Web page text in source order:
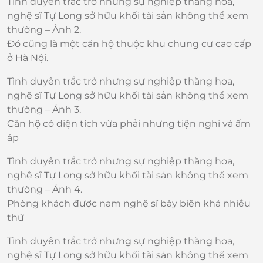
nghệ sĩ Tự Long sở hữu khối tài sản không thể xem
thường – Ảnh 2.
Đó cũng là một căn hộ thuộc khu chung cư cao cấp
ở Hà Nội.
Tình duyên trắc trở nhưng sự nghiệp thăng hoa,
nghệ sĩ Tự Long sở hữu khối tài sản không thể xem
thường – Ảnh 3.
Căn hộ có diện tích vừa phải nhưng tiện nghi và ấm
áp
Tình duyên trắc trở nhưng sự nghiệp thăng hoa,
nghệ sĩ Tự Long sở hữu khối tài sản không thể xem
thường – Ảnh 4.
Phòng khách được nam nghệ sĩ bày biện khá nhiều
thứ
Tình duyên trắc trở nhưng sự nghiệp thăng hoa,
nghệ sĩ Tự Long sở hữu khối tài sản không thể xem